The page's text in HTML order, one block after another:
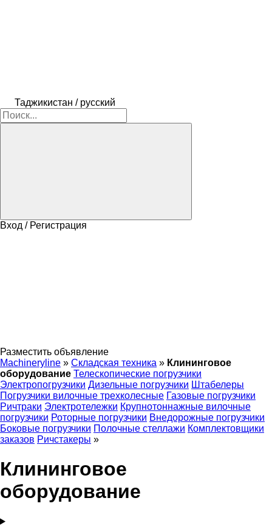
Таджикистан / русский
Вход / Регистрация
Разместить объявление
Machineryline » Складская техника » Клининговое
оборудование Телескопические погрузчики
Электропогрузчики Дизельные погрузчики Штабелеры
Погрузчики вилочные трехколесные Газовые погрузчики
Ричтраки Электротележки Крупнотоннажные вилочные
погрузчики Роторные погрузчики Внедорожные погрузчики
Боковые погрузчики Полочные стеллажи Комплектовщики
заказов Ричстакеры »
Клининговое
оборудование